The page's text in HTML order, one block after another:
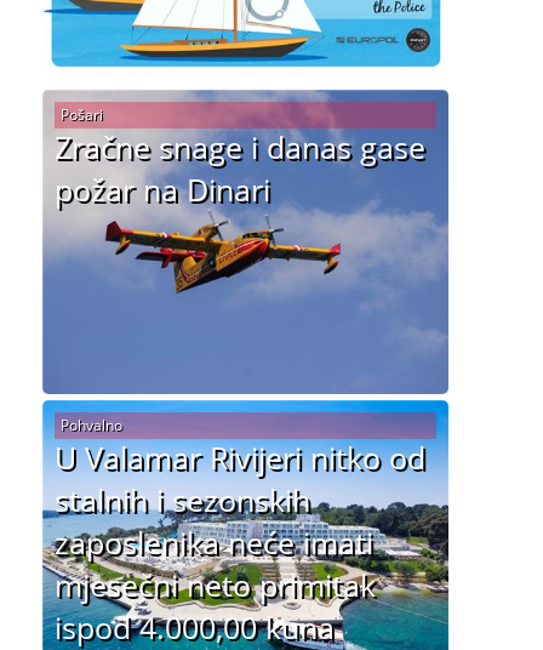
Zračne snage i danas gase
požar na Dinari
Pošari
U Valamar Rivijeri nitko od
stalnih i sezonskih
zaposlenika neće imati
mjesečni neto primitak
ispod 4.000,00 kuna
Pohvalno